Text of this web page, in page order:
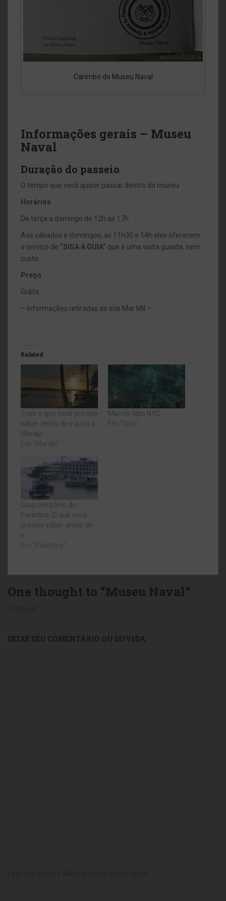
Carimbo do Museu Naval
Informações gerais – Museu
Naval
Duração do passeio
O tempo que você quiser passar dentro do museu
Horários
De terça a domingo de 12h às 17h
Aos sábados e domingos, as 11h30 e 14h eles oferecem
o serviço de “SIGA A GUIA” que é uma visita guiada, sem
custo.
Preço
Grátis
– Informações retiradas do site Mar Mil –
Related
Tudo o que você precisa
saber antes de ir para o
Marajó
Mercer labs NYC
Guia completo de
Parintins. O que você
precisa saber antes de
ir
One thought to “Museu Naval”
DEIXE SEU COMENTÁRIO OU DÚVIDA